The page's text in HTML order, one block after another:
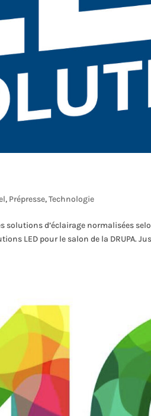
, Prépresse,Technologie
solutions d’éclairage normalisées
LED pour le salon de la DRUPA.